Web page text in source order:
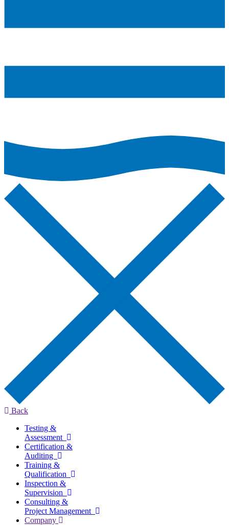
Back
Testing &
Assessment
Certification &
Auditing
Training &
Qualification
Inspection &
Supervision
Consulting &
Project Management
Company